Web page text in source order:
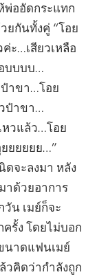
พ่ออัดกระแทก
ยกันทั้งคู่ “โอย
ะ…เสียวเหลือ
บบบบ…
าขา…โอย
ป๋าขา…
วแล้ว…โอย
ยยยยย…”
จะลงมา หลัง
าด้วยอาการ
น เมย์ก็จะ
รั้ง โดยไม่บอก
นาดแฟนเมย์
วคิดว่ากำลังถูก